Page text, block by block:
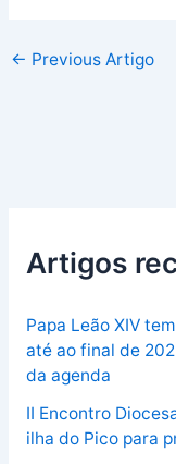
← Previous Artigo
Artigos
Papa Leão XIV
até ao final de
da agenda
II Encontro
ilha do Pico para